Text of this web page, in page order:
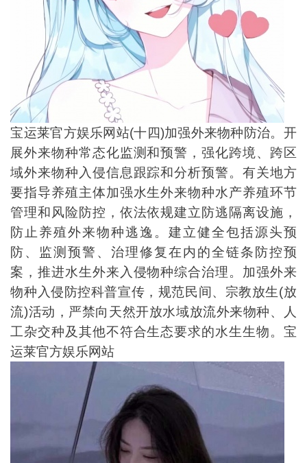
宝运莱官方娱乐网站(十四)加强外来物种防治。开
展外来物种常态化监测和预警，强化跨境、跨区
域外来物种入侵信息跟踪和分析预警。有关地方
要指导养殖主体加强水生外来物种水产养殖环节
管理和风险防控，依法依规建立防逃隔离设施，
防止养殖外来物种逃逸。建立健全包括源头预
防、监测预警、治理修复在内的全链条防控预
案，推进水生外来入侵物种综合治理。加强外来
物种入侵防控科普宣传，规范民间、宗教放生(放
流)活动，严禁向天然开放水域放流外来物种、人
工杂交种及其他不符合生态要求的水生生物。宝
运莱官方娱乐网站